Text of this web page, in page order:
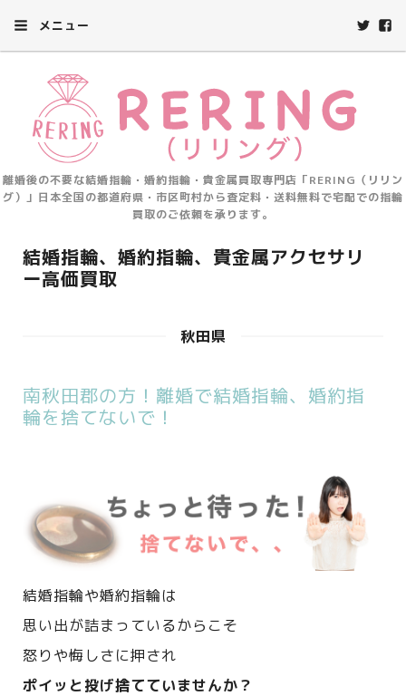
メニュー
離婚後の不要な結婚指輪・婚約指輪・貴金属買取専門店「RERING（リリン
グ）」日本全国の都道府県・市区町村から査定料・送料無料で宅配での指輪
買取のご依頼を承ります。
結婚指輪、婚約指輪、貴金属アクセサリ
ー高価買取
秋田県
南秋田郡の方！離婚で結婚指輪、婚約指
輪を捨てないで！
結婚指輪や婚約指輪は
思い出が詰まっているからこそ
怒りや悔しさに押され
ポイッと投げ捨てていませんか？